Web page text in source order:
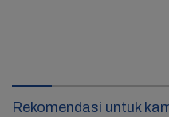
Rekomendasi untuk